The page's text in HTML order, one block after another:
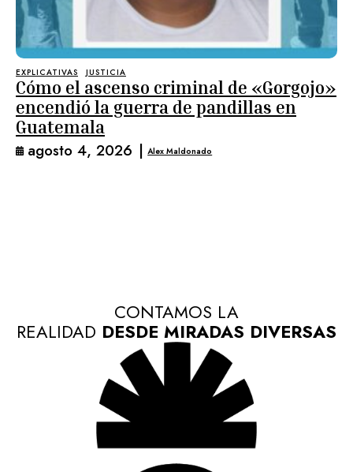
EXPLICATIVAS JUSTICIA
Cómo el ascenso criminal de «Gorgojo»
encendió la guerra de pandillas en
Guatemala
agosto 4, 2026 | Alex Maldonado
CONTAMOS LA
REALIDAD DESDE MIRADAS DIVERSAS